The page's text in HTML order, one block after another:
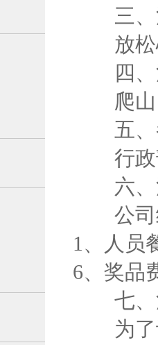
三、
放松
四、
爬山（
五、
行政部
六、
公司统
1、人员
6、奖品
七、
为了让